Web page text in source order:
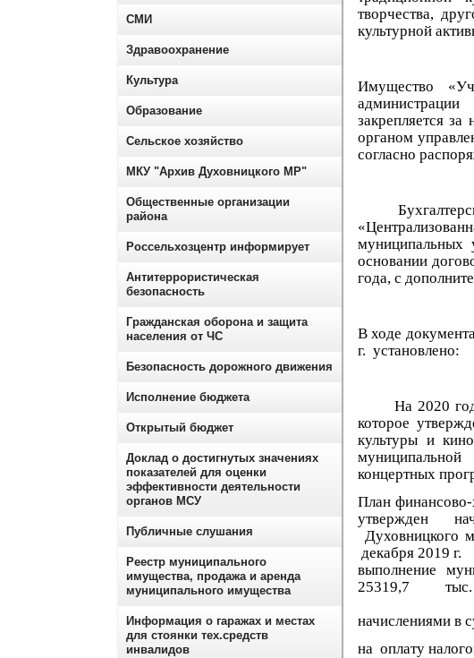
творчества,
культурной
Имущество
закрепляется
органом
согласно
муниципальных
основании
года, с
В ходе
г. установлено:
На 2020 год
которое
культуры и
концертных
План финансово-
утвержден
Духовницкого
выполнение
в
начислениями в
на оплату
СМИ
Здравоохранение
Культура
Образование
Сельское хозяйство
МКУ "Архив Духовницкого МР"
Общественные организации
района
Россельхозцентр информирует
Антитеррористическая
безопасность
Гражданская оборона и защита
населения от ЧС
Безопасность дорожного движения
Исполнение бюджета
Открытый бюджет
Доклад о достигнутых значениях
показателей для оценки
эффективности деятельности
органов МСУ
Публичные слушания
Реестр муниципального
имущества, продажа и аренда
муниципального имущества
Информация о гаражах и местах
для стоянки тех.средств
инвалидов